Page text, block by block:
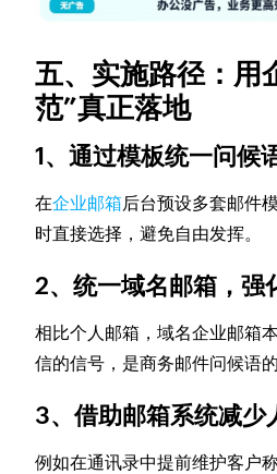
五、实施路径：用
范”真正落地
1、通过模板统一问候
在企业邮箱后台预设多套邮件
时直接选择，避免自由发挥。
2、统一域名邮箱，强
相比个人邮箱，域名企业邮箱
信的信号，是商务邮件问候语
3、借助邮箱系统减少
例如在通讯录中提前维护客户